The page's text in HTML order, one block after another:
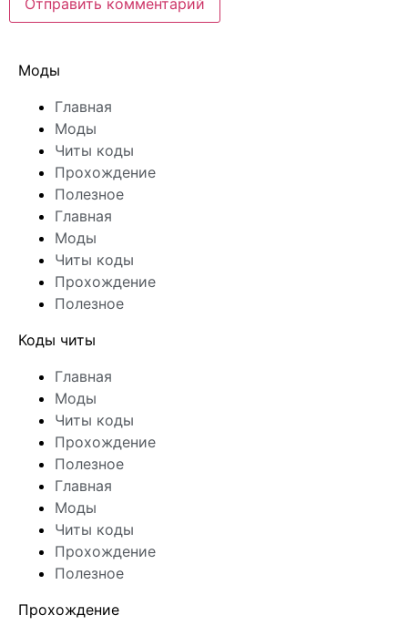
Моды
Главная
Моды
Читы коды
Прохождение
Полезное
Главная
Моды
Читы коды
Прохождение
Полезное
Коды читы
Главная
Моды
Читы коды
Прохождение
Полезное
Главная
Моды
Читы коды
Прохождение
Полезное
Прохождение